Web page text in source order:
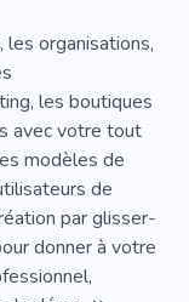
Stockage
Politique
organisations,
les boutiques
avec votre tout
modèles de
de
par glisser-
donner à votre